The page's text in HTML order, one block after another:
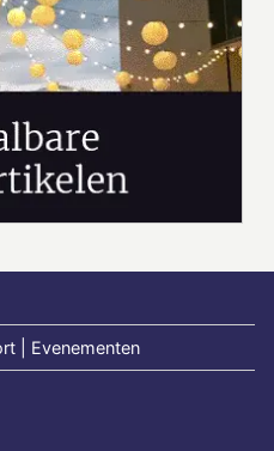
| Evenementen